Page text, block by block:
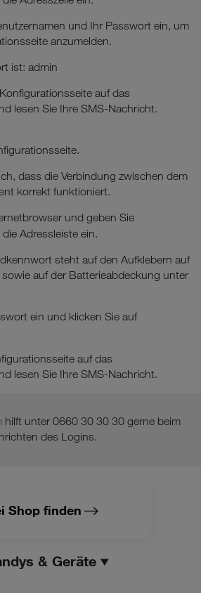
und Ihr Passwort ein, um
anzumelden.
ist: admin
auf das
lesen Sie Ihre SMS-Nachricht.
dass die Verbindung zwischen dem
korrekt funktioniert.
und geben Sie
die Adressleiste ein.
steht auf den Aufklebern auf
auf der Batterieabdeckung unter
ein und klicken Sie auf
auf das
lesen Sie Ihre SMS-Nachricht.
hilft unter 0660 30 30 30 gerne beim
des Logins.
Shop finden
& Geräte